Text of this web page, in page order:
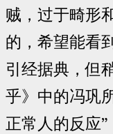
贼，过于畸形
的，希望能看
引经据典，但
乎》中的冯巩
正常人的反应